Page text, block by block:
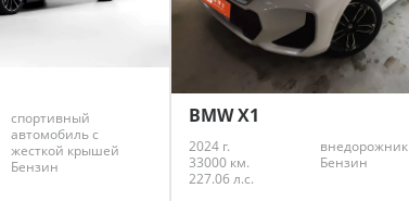
спортивный
автомобиль с
жесткой крышей
Бензин
BMW X1
2024 г.
внедорожник
33000 км.
Бензин
227.06 л.с.